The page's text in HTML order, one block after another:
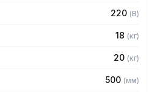
220 (В)
18 (кг)
20 (кг)
500 (мм)